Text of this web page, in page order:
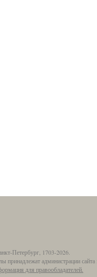
Петербург, 1703-2026.
принадлежат администрации
для правообладателей.